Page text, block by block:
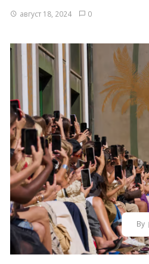
август 18, 2024 0
By